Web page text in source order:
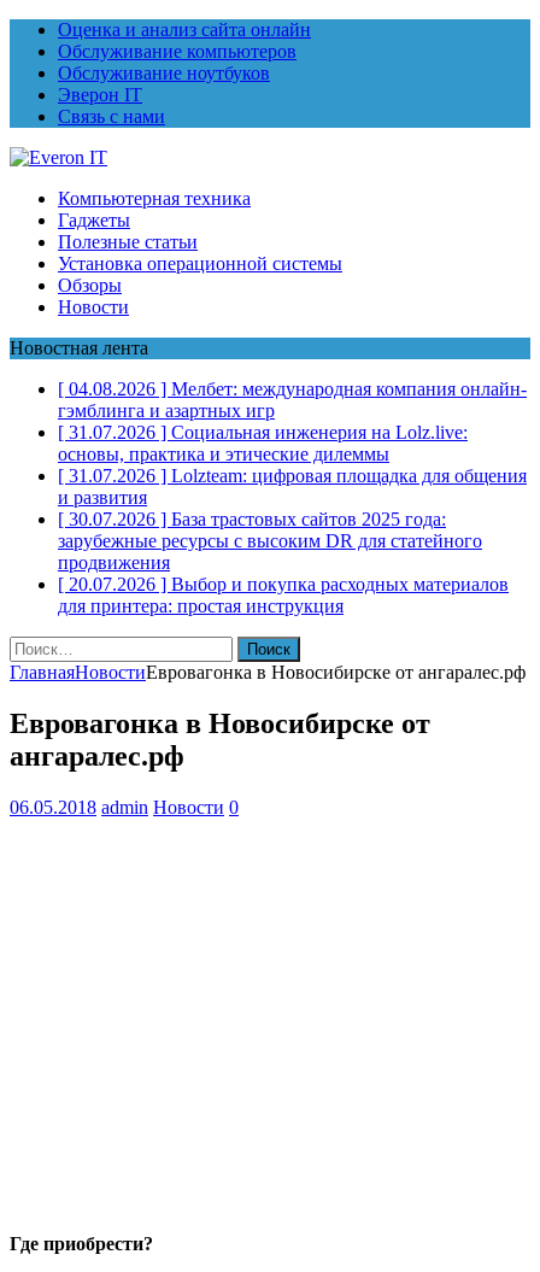
Оценка и анализ сайта онлайн
Обслуживание компьютеров
Обслуживание ноутбуков
Эверон IT
Связь с нами
Компьютерная техника
Гаджеты
Полезные статьи
Установка операционной системы
Обзоры
Новости
Новостная лента
[ 04.08.2026 ] Мелбет: международная компания онлайн-
гэмблинга и азартных игр
[ 31.07.2026 ] Социальная инженерия на Lolz.live:
основы, практика и этические дилеммы
[ 31.07.2026 ] Lolzteam: цифровая площадка для общения
и развития
[ 30.07.2026 ] База трастовых сайтов 2025 года:
зарубежные ресурсы с высоким DR для статейного
продвижения
[ 20.07.2026 ] Выбор и покупка расходных материалов
для принтера: простая инструкция
Найти:
ГлавнаяНовостиЕвровагонка в Новосибирске от ангаралес.рф
Евровагонка в Новосибирске от
ангаралес.рф
06.05.2018 admin Новости 0
Где приобрести?